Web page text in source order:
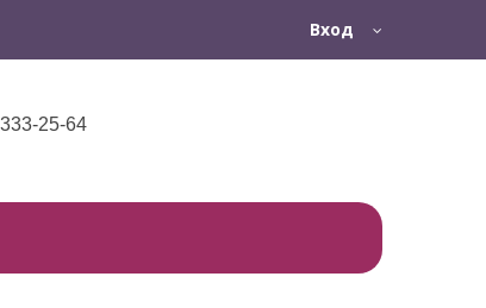
Вход
25-64